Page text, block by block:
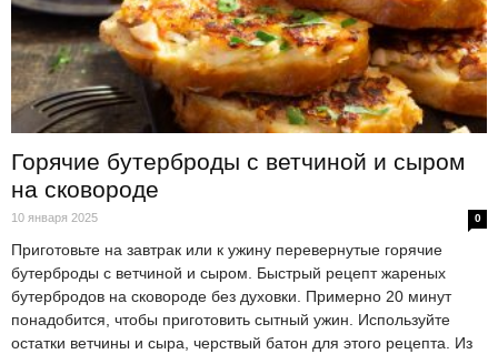
Горячие бутерброды с ветчиной и сыром
на сковороде
10 января 2025 0
Приготовьте на завтрак или к ужину перевернутые горячие
бутерброды с ветчиной и сыром. Быстрый рецепт жареных
бутербродов на сковороде без духовки. Примерно 20 минут
понадобится, чтобы приготовить сытный ужин. Используйте
остатки ветчины и сыра, черствый батон для этого рецепта. Из